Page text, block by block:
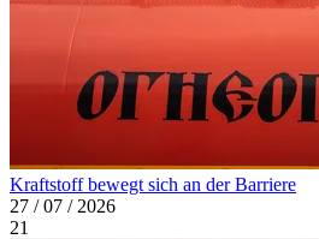
Kraftstoff bewegt sich an der Barriere
27 / 07 / 2026
21